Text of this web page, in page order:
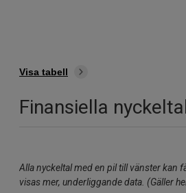
Visa tabell
Finansiella
Alla nyckeltal med en pil till vänster kan
visas mer, underliggande data. (Gäller